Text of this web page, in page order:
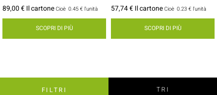
89,00 € Il cartoneCioè 0.45 € l'unità
SCOPRI DI PIÙ
57,74 € Il cartoneCioè 0.23 € l'unità
SCOPRI DI PIÙ
FILTRI TRI